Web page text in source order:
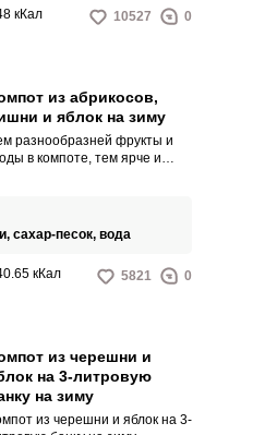
кКал 10527 0
из абрикосов,
и яблок на зиму
разнообразней фрукты и
в компоте, тем ярче и
напиток.
сахар-песок, вода
кКал 5821 0
из черешни и
на 3-литровую
на зиму
из черешни и яблок на 3-